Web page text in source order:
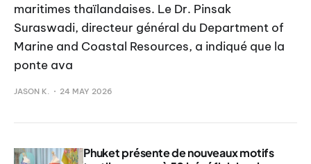
maritimes thaïlandaises. Le Dr. Pinsak
Suraswadi, directeur général du Department of
Marine and Coastal Resources, a indiqué que la
ponte ava
JASON K. 24 MAY 2026
Phuket présente de nouveaux motifs